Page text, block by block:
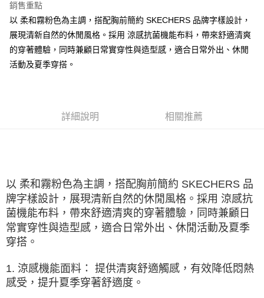
3.實際核准額度、可分期數及費用金額請依後續交易確認頁面所載為準。
4.訂單成立30分鐘內，如未前往確認交易或遇審核未通過，訂單將自動取
消。如遇「轉專審核」未通過狀況，表示未達大哥付你分期系統評分，恕無
法說明評估內容。
【繳款方式說明】
1.分期款項不併入電信帳單，「大哥付你分期」於每月結算日後寄送繳費提
由本公司與您本人進行分期帳單所需資料之確認、核對及更正。
3.完整用戶服務條款，請詳閱以下連結：https://oppay.tw/userRule
宅配
銷售重點
以 柔和霧粉色為主調，搭配胸前簡約 SKECHERS 品牌字樣設計，
展現清新自然的休閒風格。採用 涼感抗菌機能布料，帶來舒適清爽
的穿著體驗，同時兼顧日常實穿性與造型感，適合日常外出、休閒
活動及夏季穿搭。
詳細說明 相關推薦
以 柔和霧粉色為主調，搭配胸前簡約 SKECHERS 品
牌字樣設計，展現清新自然的休閒風格。採用 涼感抗
菌機能布料，帶來舒適清爽的穿著體驗，同時兼顧日
常實穿性與造型感，適合日常外出、休閒活動及夏季
穿搭。
1. 涼感機能面料： 提供清爽舒適觸感，有效降低悶熱
感受，提升夏季穿著舒適度。